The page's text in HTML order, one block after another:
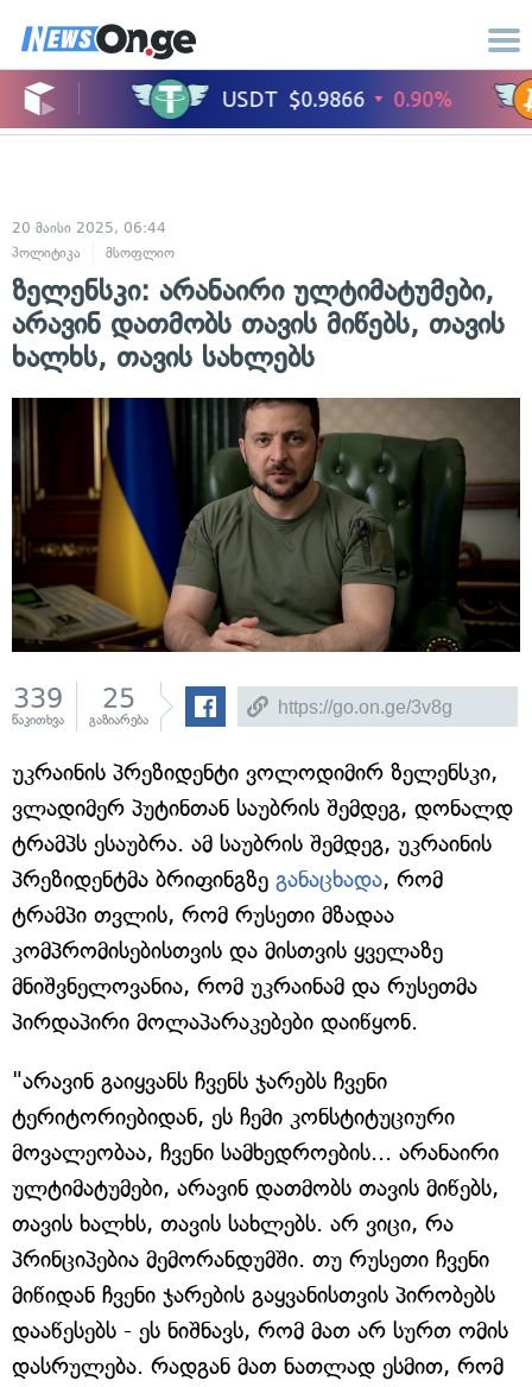
20 მაისი 2025, 06:44
პოლიტიკა
მსოფლიო
ზელენსკი: არანაირი ულტიმატუმები,
არავინ დათმობს თავის მიწებს, თავის
ხალხს, თავის სახლებს
339
წაკითხვა
25
გაზიარება
უკრაინის პრეზიდენტი ვოლოდიმირ ზელენსკი,
ვლადიმერ პუტინთან საუბრის შემდეგ, დონალდ
ტრამპს ესაუბრა. ამ საუბრის შემდეგ, უკრაინის
პრეზიდენტმა ბრიფინგზე განაცხადა, რომ
ტრამპი თვლის, რომ რუსეთი მზადაა
კომპრომისებისთვის და მისთვის ყველაზე
მნიშვნელოვანია, რომ უკრაინამ და რუსეთმა
პირდაპირი მოლაპარაკებები დაიწყონ.
"არავინ გაიყვანს ჩვენს ჯარებს ჩვენი
ტერიტორიებიდან, ეს ჩემი კონსტიტუციური
მოვალეობაა, ჩვენი სამხედროების... არანაირი
ულტიმატუმები, არავინ დათმობს თავის მიწებს,
თავის ხალხს, თავის სახლებს. არ ვიცი, რა
პრინციპებია მემორანდუმში. თუ რუსეთი ჩვენი
მიწიდან ჩვენი ჯარების გაყვანისთვის პირობებს
დააწესებს - ეს ნიშნავს, რომ მათ არ სურთ ომის
დასრულება. რადგან მათ ნათლად ესმით, რომ